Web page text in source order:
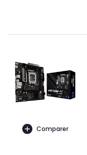
Comparer